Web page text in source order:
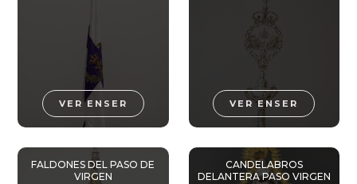
VER ENSER VER ENSER
FALDONES DEL PASO DE
VIRGEN
CANDELABROS
DELANTERA PASO VIRGEN